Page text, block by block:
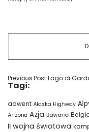
Previous PostLago di
Tagi:
adwent Alaska Highway
Arizona Azja Bawaria
II wojna światowa